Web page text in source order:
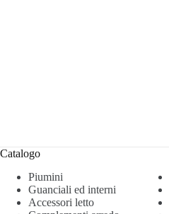
Catalogo
Piumini
Guanciali ed interni
Accessori letto